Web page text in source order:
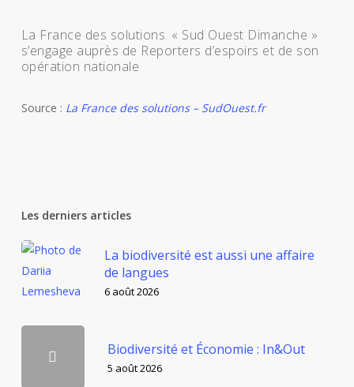
La France des solutions. « Sud Ouest Dimanche »
s’engage auprès de Reporters d’espoirs et de son
opération nationale
Source : La France des solutions – SudOuest.fr
Les derniers articles
La biodiversité est aussi une affaire
de langues
6 août 2026
Biodiversité et Économie : In&Out
5 août 2026